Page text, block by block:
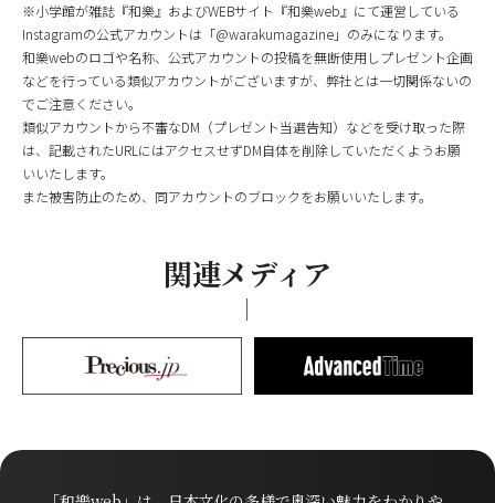
※小学館が雑誌『和樂』およびWEBサイト『和樂web』にて運営している
Instagramの公式アカウントは「@warakumagazine」のみになります。
和樂webのロゴや名称、公式アカウントの投稿を無断使用しプレゼント企画
などを行っている類似アカウントがございますが、弊社とは一切関係ないの
でご注意ください。
類似アカウントから不審なDM（プレゼント当選告知）などを受け取った際
は、記載されたURLにはアクセスせずDM自体を削除していただくようお願
いいたします。
また被害防止のため、同アカウントのブロックをお願いいたします。
関連メディア